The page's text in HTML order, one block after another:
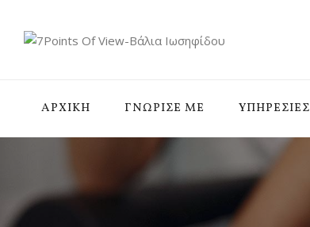
ΑΡΧΙΚΗ ΓΝΩΡΙΣΕ ΜΕ ΥΠΗΡΕΣIΕΣ